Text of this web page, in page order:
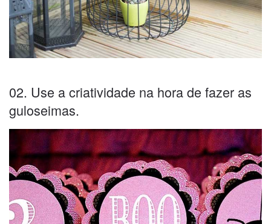
02. Use a criatividade na hora de fazer as
guloseimas.